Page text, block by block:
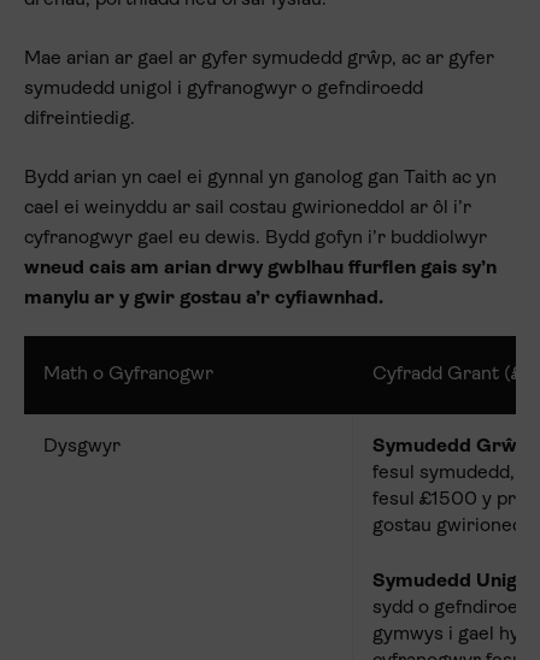
Mae arian ar gael ar gyfer symudedd grŵp, ac ar gyfer
symudedd unigol i gyfranogwyr o gefndiroedd
difreintiedig.
Bydd arian yn cael ei gynnal yn ganolog gan Taith ac yn
cael ei weinyddu ar sail costau gwirioneddol ar ôl i’r
cyfranogwyr gael eu dewis. Bydd gofyn i’r buddiolwyr
wneud cais am arian drwy gwblhau ffurflen gais sy’n
manylu ar y gwir gostau a’r cyfiawnhad.
Math o Gyfranogwr Cyfradd Grant (£)
Dysgwyr Symudedd Grŵp
fesul symudedd,
fesul £1500 y
gostau
Symudedd
sydd o
gymwys i gael hyd